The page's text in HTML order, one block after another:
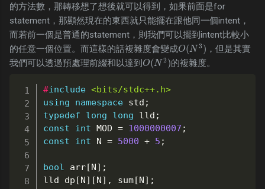
的方法數，那轉移想了想後就可以得到，如果前面是for
statement，那顯然現在的東西就只能擺在跟他同一個intent，
而若前一個是普通的statement，則我們可以擺到intent比較小
的任意一個位置。而這樣的話複雜度會變成O(N 3)
O(N3)
，但是其實
我們可以透過預處理前綴和以達到 O(N 2)
O(N2) 的複雜度。
#include <bits/stdc++.h>
using
namespace std ;
typedef
long long lld ;
const
int MOD = 1000000007 ;
const
int N = 5000 + 5 ;
bool arr[N] ;
lld dp [N] [N] , sum[N] ;